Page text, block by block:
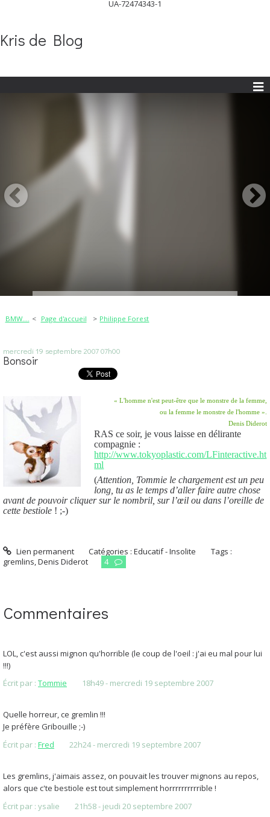
UA-72474343-1
Kris de Blog
BMW.... Page d'accueil Philippe Forest
mercredi 19 septembre 200707h00
Bonsoir
« L'homme n'est peut-être que le monstre de la femme,
ou la femme le monstre de l'homme ».
Denis Diderot
RAS ce soir, je vous laisse en délirante
compagnie :
http://www.tokyoplastic.com/LFinteractive.ht
ml
(Attention, Tommie le chargement est un peu
long, tu as le temps d’aller faire autre chose
avant de pouvoir cliquer sur le nombril, sur l’œil ou dans l’oreille de
cette bestiole ! ;-)
Lien permanent Catégories :Educatif - Insolite
Tags :
gremlins,Denis Diderot 4
Commentaires
LOL, c'est aussi mignon qu'horrible (le coup de l'oeil : j'ai eu mal pour lui
!!!)
Écrit par : Tommie 18h49- mercredi 19 septembre 2007
Quelle horreur, ce gremlin !!!
Je préfère Gribouille ;-)
Écrit par : Fred 22h24- mercredi 19 septembre 2007
Les gremlins, j'aimais assez, on pouvait les trouver mignons au repos,
alors que c'te bestiole est tout simplement horrrrrrrrrrible !
Écrit par : ysalie 21h58- jeudi 20 septembre 2007